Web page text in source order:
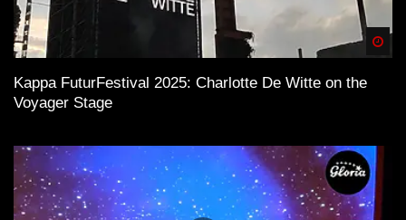
deshalb in Erinnerung bleibt. Wer verstehen will, wie
zeitgenössische elektronische Musik auf Festivals
erzählt wird, findet hier eine überzeugende Fallstudie.
DJ-Mix (Wikipedia)
Kappa FuturFestival 2025: Charlotte De Witte on the
Voyager Stage